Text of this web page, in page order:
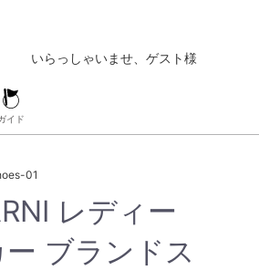
いらっしゃいませ、ゲスト様
イド
01
レディー
ブランドス